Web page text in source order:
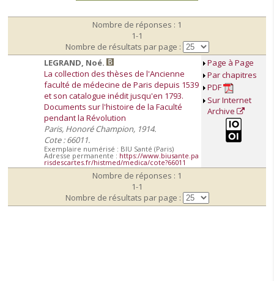
Nombre de réponses : 1
1-1
Nombre de résultats par page :
LEGRAND, Noé.
La collection des thèses de l'Ancienne
faculté de médecine de Paris depuis 1539
et son catalogue inédit jusqu'en 1793.
Documents sur l'histoire de la Faculté
pendant la Révolution
Paris, Honoré Champion, 1914.
Cote : 66011.
Exemplaire numérisé : BIU Santé (Paris)
Adresse permanente : https://www.biusante.pa
risdescartes.fr/histmed/medica/cote?66011
Page à Page
Par chapitres
PDF
Sur Internet
Archive
Nombre de réponses : 1
1-1
Nombre de résultats par page :